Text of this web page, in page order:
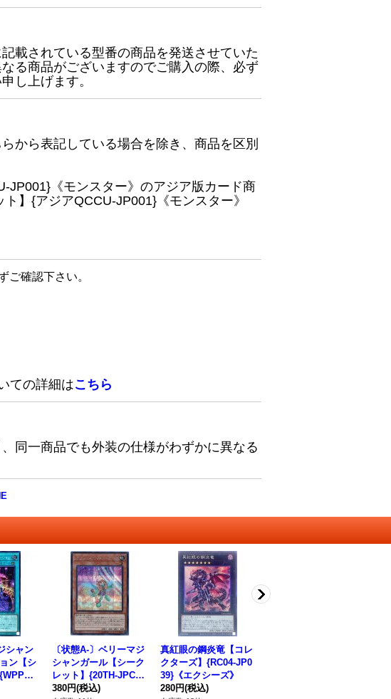
載されている型番の商品を発送させていた
る商品がございますのでご購入の際、必ず
し上げます。
から表記している場合を除き、商品を区別
JP001}《モンスター》のアジア版カード商
】{アジアQCCU-JP001}《モンスター》
ご確認下さい。
ての詳細はこちら
同一商品でも外装の仕様がわずかに異なる
シャン
ン【シ
J
〔状態A-〕ベリーマジ
シャンガール【シーク
レット】{20TH-JPC3
0}《モンスター》
380円(税込)
真紅眼の鋼炎竜【コレ
クターズ】{RC04-JP0
39}《エクシーズ》
280円(税込)